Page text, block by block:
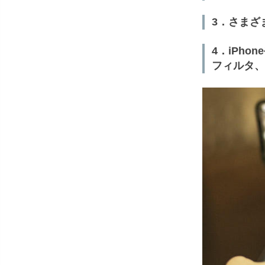
3．さまざ
4．
フィルタ